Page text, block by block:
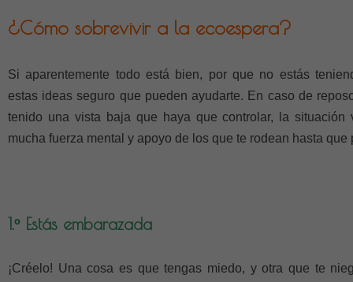
¿Cómo sobrevivir a la ecoespera?
Si aparentemente todo está bien, por que no estás
estas ideas seguro que pueden ayudarte. En caso de
tenido una vista baja que haya que controlar, la situación
mucha fuerza mental y apoyo de los que te rodean hasta que
1.º Estás embarazada
¡Créelo! Una cosa es que tengas miedo, y otra que te